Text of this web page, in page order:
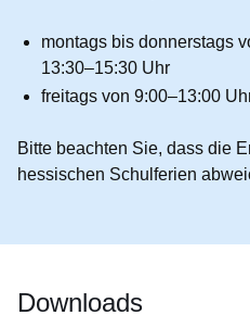
montags bis donnerstags
13:30–15:30 Uhr
freitags von 9:00–13:00
Bitte beachten Sie, dass die
hessischen Schulferien
Downloads